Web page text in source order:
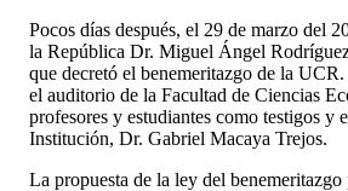
Pocos días después, el 29 de marzo del
la República Dr. Miguel Ángel
que decretó el benemeritazgo de la
el auditorio de la Facultad de Ciencias
profesores y estudiantes como testigos y
Institución, Dr. Gabriel Macaya Trejos.
La propuesta de la ley del